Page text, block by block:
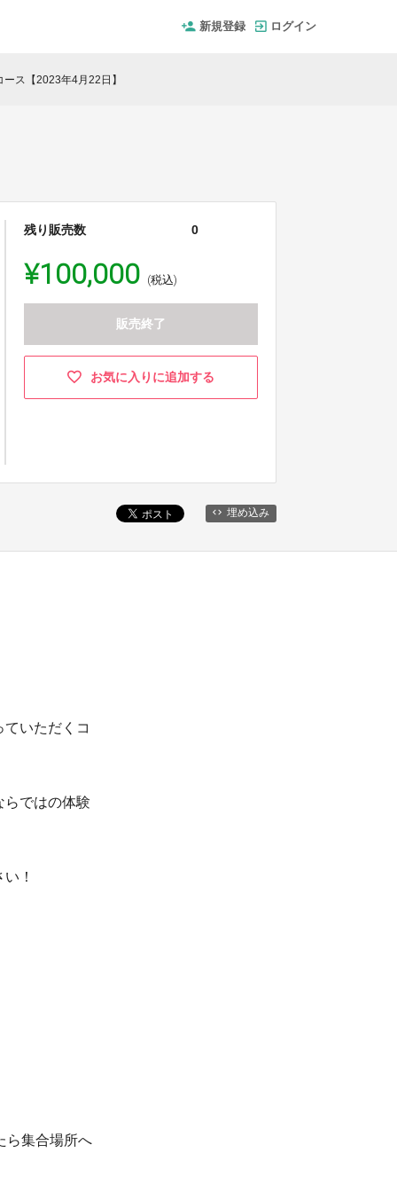
新規登録 ログイン
ス【2023年4月22日】
残り販売数 0
¥100,000 (税込)
販売終了
お気に入りに追加する
埋め込み
いただくコ
らではの体験
！
ら集合場所へ